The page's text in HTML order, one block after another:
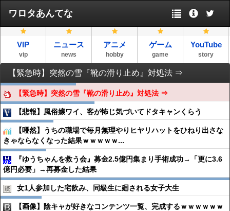
ワロタあんてな
VIP
vip
ニュース
news
アニメ
hobby
ゲーム
game
YouTube
story
【緊急時】突然の雪『靴の滑り止め』対処法 ⇒
【緊急時】突然の雪『靴の滑り止め』対処法 ⇒
【悲報】風俗嬢ワイ、客が怖じ気づいてドタキャンくらう
【唖然】うちの職場で毎月無理やりヒヤリハットをひねり出さな
きゃならなくなった結果ｗｗｗｗｗ...
『ゆうちゃんを救う会』募金2.5億円集まり手術成功→「更に3.6
億円必要」→再募金した結果
女1人参加した宅飲み、同級生に廻される女子大生
【画像】陰キャが好きなコンテンツ一覧、完成するｗｗｗｗｗｗ